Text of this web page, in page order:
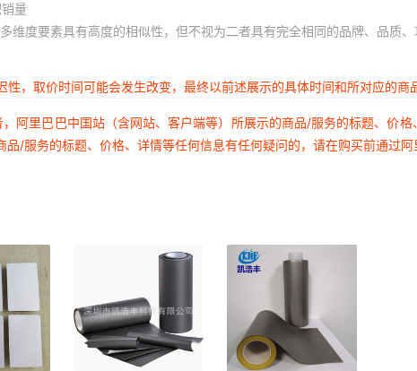
量
度要素具有高度的相似性，但不视为二者具有完全相同的品牌、品质、
，取价时间可能会发生改变，最终以前述展示的具体时间和所对应的商
阿里巴巴中国站（含网站、客户端等）所展示的商品/服务的标题、价
/服务的标题、价格、详情等任何信息有任何疑问的，请在购买前通过